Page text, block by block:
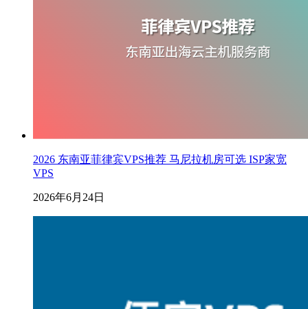
2026 东南亚菲律宾VPS推荐 马尼拉机房可选 ISP家宽
VPS
2026年6月24日